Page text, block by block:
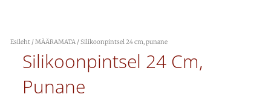
Esileht /MÄÄRAMATA / Silikoonpintsel 24 cm, punane
Silikoonpintsel 24 Cm,
Punane